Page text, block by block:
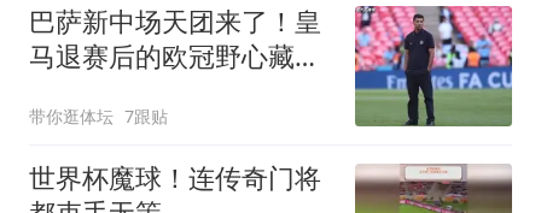
巴萨新中场天团来了！皇
马退赛后的欧冠野心藏不
闹得很，巴萨对罗德里的
那股执着，终于有了结果
带你逛体坛 7跟贴
世界杯魔球！连传奇门将